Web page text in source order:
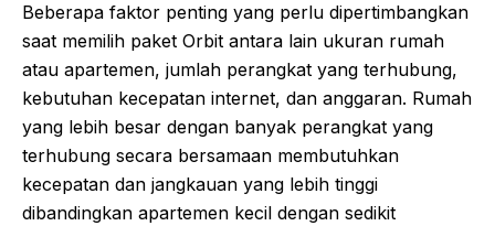
Beberapa faktor penting yang perlu dipertimbangkan
saat memilih paket Orbit antara lain ukuran rumah
atau apartemen, jumlah perangkat yang terhubung,
kebutuhan kecepatan internet, dan anggaran. Rumah
yang lebih besar dengan banyak perangkat yang
terhubung secara bersamaan membutuhkan
kecepatan dan jangkauan yang lebih tinggi
dibandingkan apartemen kecil dengan sedikit